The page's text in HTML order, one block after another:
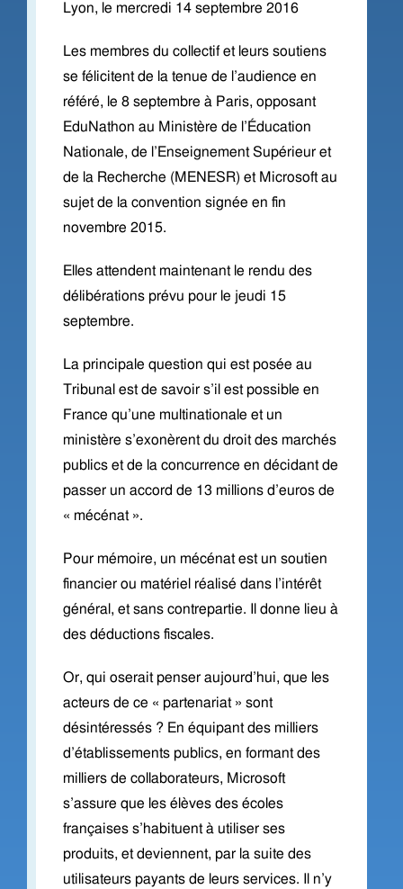
Lyon, le mercredi 14 septembre 2016
Les membres du collectif et leurs soutiens
se félicitent de la tenue de l’audience en
référé, le 8 septembre à Paris, opposant
EduNathon au Ministère de l’Éducation
Nationale, de l’Enseignement Supérieur et
de la Recherche (MENESR) et Microsoft au
sujet de la convention signée en fin
novembre 2015.
Elles attendent maintenant le rendu des
délibérations prévu pour le jeudi 15
septembre.
La principale question qui est posée au
Tribunal est de savoir s’il est possible en
France qu’une multinationale et un
ministère s’exonèrent du droit des marchés
publics et de la concurrence en décidant de
passer un accord de 13 millions d’euros de
« mécénat ».
Pour mémoire, un mécénat est un soutien
financier ou matériel réalisé dans l’intérêt
général, et sans contrepartie. Il donne lieu à
des déductions fiscales.
Or, qui oserait penser aujourd’hui, que les
acteurs de ce « partenariat » sont
désintéressés ? En équipant des milliers
d’établissements publics, en formant des
milliers de collaborateurs, Microsoft
s’assure que les élèves des écoles
françaises s’habituent à utiliser ses
produits, et deviennent, par la suite des
utilisateurs payants de leurs services. Il n’y